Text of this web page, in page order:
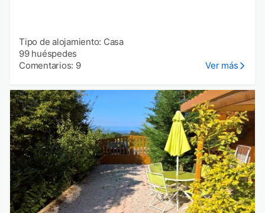
Tipo de alojamiento: Casa
99 huéspedes
Comentarios: 9
Ver más